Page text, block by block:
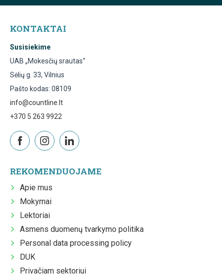
KONTAKTAI
Susisiekime
UAB „Mokesčių srautas“
Sėlių g. 33, Vilnius
Pašto kodas: 08109
info@countline.lt
+370 5 263 9922
REKOMENDUOJAME
Apie mus
Mokymai
Lektoriai
Asmens duomenų tvarkymo politika
Personal data processing policy
DUK
Privačiam sektoriui